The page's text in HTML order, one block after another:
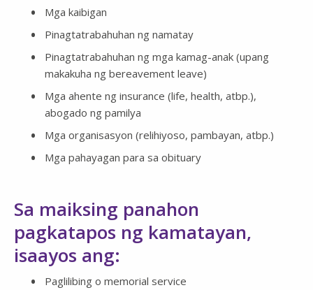
Mga kaibigan
Pinagtatrabahuhan ng namatay
Pinagtatrabahuhan ng mga kamag-anak (upang
makakuha ng bereavement leave)
Mga ahente ng insurance (life, health, atbp.),
abogado ng pamilya
Mga organisasyon (relihiyoso, pambayan, atbp.)
Mga pahayagan para sa obituary
Sa maiksing panahon
pagkatapos ng kamatayan,
isaayos ang:
Paglilibing o memorial service